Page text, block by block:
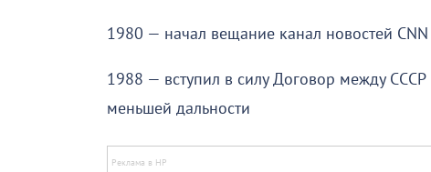
1980 — начал вещание канал новостей CNN
1988 — вступил в силу Договор между
меньшей дальности